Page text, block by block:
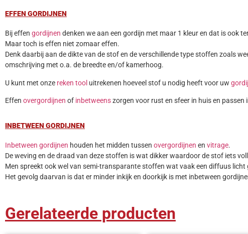
EFFEN GORDIJNEN
Bij effen gordijnen denken we aan een gordijn met maar 1 kleur en dat is ook
Maar toch is effen niet zomaar effen.
Denk daarbij aan de dikte van de stof en de verschillende type stoffen zoals
omschrijving met o.a. de breedte en/of kamerhoog.
U kunt met onze reken tool uitrekenen hoeveel stof u nodig heeft voor uw
Effen overgordijnen of inbetweenszorgen voor rust en sfeer in huis en passen
INBETWEEN GORDIJNEN
Inbetween gordijnen houden het midden tussen overgordijnen en vitrage.
De weving en de draad van deze stoffen is wat dikker waardoor de stof iets
Men spreekt ook wel van semi-transparante stoffen wat vaak een diffuus licht
Het gevolg daarvan is dat er minder inkijk en doorkijk is met inbetween
Gerelateerde producten